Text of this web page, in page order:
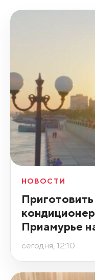
НОВОСТИ
Приамурье
сегодня, 12:10